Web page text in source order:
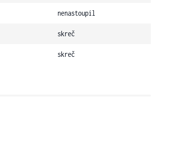
nenastoupil
skreč
skreč